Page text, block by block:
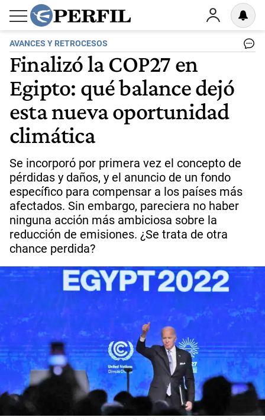
AVANCES Y RETROCESOS
Finalizó la COP27 en
Egipto: qué balance dejó
esta nueva oportunidad
climática
Se incorporó por primera vez el concepto de
pérdidas y daños, y el anuncio de un fondo
específico para compensar a los países más
afectados. Sin embargo, pareciera no haber
ninguna acción más ambiciosa sobre la
reducción de emisiones. ¿Se trata de otra
chance perdida?